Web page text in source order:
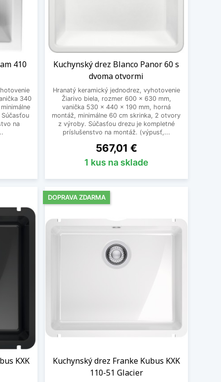
410
340
na
Kuchynský drez Blanco Panor 60 s
dvoma otvormi
Hranatý keramický jednodrez, vyhotovenie
Žiarivo biela, rozmer 600 x 630 mm,
vanička 530 x 440 x 190 mm, horná
montáž, minimálne 60 cm skrinka, 2 otvory
z výroby. Súčasťou drezu je kompletné
príslušenstvo na montáž. (výpusť,...
Cena
567,01 €
1 kus na sklade
KXK
Kuchynský drez Franke Kubus KXK
110-51 Glacier
DOPRAVA ZDARMA